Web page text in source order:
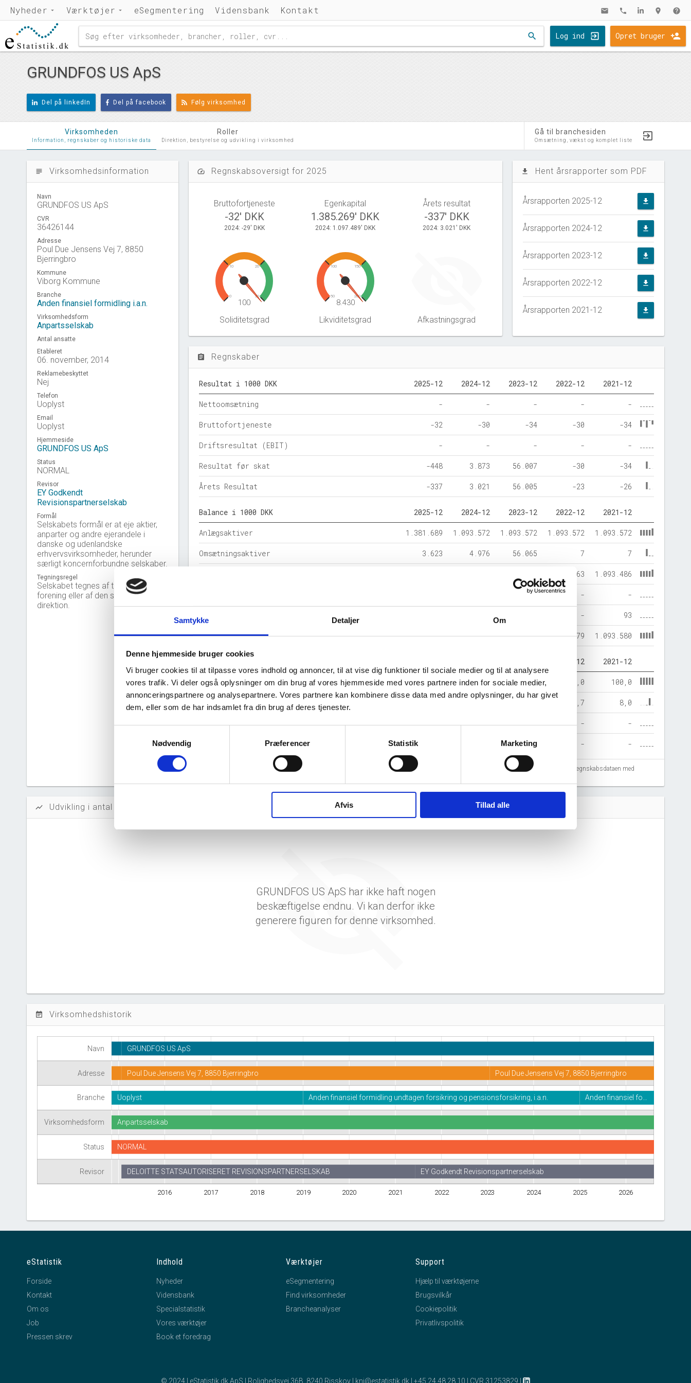
Samtykke Detaljer Om
Denne hjemmeside bruger cookies
Vi bruger cookies til at tilpasse vores indhold og annoncer, til at vise dig funktioner til sociale medier og til at analysere
vores trafik. Vi deler også oplysninger om din brug af vores hjemmeside med vores partnere inden for sociale medier,
annonceringspartnere og analysepartnere. Vores partnere kan kombinere disse data med andre oplysninger, du har givet
dem, eller som de har indsamlet fra din brug af deres tjenester.
Nødvendig
Præferencer Statistik Marketing
Afvis Tillad alle
Nyheder Værktøjer eSegmentering Vidensbank Kontakt mail phone location_on help
search Log ind Opret bruger
GRUNDFOS US ApS
Del på linkedIn Del på facebook Følg virksomhed
Virksomheden
Information, regnskaber og historiske data
Roller
Direktion, bestyrelse og udvikling i virksomhed
Gå til branchesiden
Omsætning, vækst og komplet liste
subject Virksomhedsinformation
Navn
GRUNDFOS US ApS
CVR
36426144
Adresse
Poul Due Jensens Vej 7, 8850
Bjerringbro
Kommune
Viborg Kommune
Branche
Anden finansiel formidling i.a.n.
Virksomhedsform
Anpartsselskab
Antal ansatte
Etableret
06. november, 2014
Reklamebeskyttet
Nej
Telefon
Uoplyst
Email
Uoplyst
Hjemmeside
GRUNDFOS US ApS
Status
NORMAL
Revisor
EY Godkendt
Revisionspartnerselskab
Formål
Selskabets formål er at eje aktier,
anparter og andre ejerandele i
danske og udenlandske
erhvervsvirksomheder, herunder
særligt koncernforbundne selskaber.
Tegningsregel
Selskabet tegnes af to direktører i
forening eller af den samlede
direktion.
speed Regnskabsoversigt for 2025
Bruttofortjeneste
-32' DKK
2024: -29' DKK
Egenkapital
1.385.269' DKK
2024: 1.097.489' DKK
Årets resultat
-337' DKK
2024: 3.021' DKK
0
10 20
30
100
Soliditetsgrad
50
100 150
200
8.430
Likviditetsgrad Afkastningsgrad
file_download Hent årsrapporter som PDF
Årsrapporten 2025-12 file_download
Årsrapporten 2024-12 file_download
Årsrapporten 2023-12 file_download
Årsrapporten 2022-12 file_download
Årsrapporten 2021-12 file_download
assignment Regnskaber
Resultat i 1000 DKK 2025-12 2024-12 2023-12 2022-12 2021-12
Nettoomsætning - - - - -
Bruttofortjeneste -32 -30 -34 -30 -34
Driftsresultat (EBIT) - - - - -
Resultat før skat -448 3.873 56.007 -30 -34
Årets Resultat -337 3.021 56.005 -23 -26
Balance i 1000 DKK 2025-12 2024-12 2023-12 2022-12 2021-12
Anlægsaktiver 1.381.689 1.093.572 1.093.572 1.093.572 1.093.572
Omsætningsaktiver 3.623 4.976 56.065 7 7
1.093.463 1.093.486
- - -
Gældsforpligtelser - 93
Årets balance 1.385.312 1.098.548 1.149.637 1.093.579 1.093.580
Nøgletal i % 2022-12 2021-12
Soliditetsgrad 100,0 99,9 100,0 100,0 100,0
Likviditetsgrad 470,0 5,7 8,0
Afkastningsgrad - - - - -
- - -
Tal fra erhvervsstyrelsens regnskabs-API. eStatistik henviser til Erhvervsstyrelsen ved eventuelle fejlregistreringer. Vi anbefaler at krydstjekke regnskabsdataen med
show_chart Udvikling i antal ansatte
GRUNDFOS US ApS har ikke haft nogen
beskæftigelse endnu. Vi kan derfor ikke
generere figuren for denne virksomhed.
event_note Virksomhedshistorik
Navn
Adresse
Branche
Virksomhedsform
Status
Revisor
2016 2017 2018 2019 2020 2021 2022 2023 2024 2025 2026
GRUNDFOS US ApS
Poul Due Jensens Vej 7, 8850 Bjerringbro Poul Due Jensens Vej 7, 8850 Bjerringbro
Uoplyst Anden finansiel formidling undtagen forsikring og pensionsforsikring, i.a.n. Anden finansiel fo…
Anpartsselskab
NORMAL
EY Godkendt Revisionspartnerselskab
DELOITTE STATSAUTORISERET REVISIONSPARTNERSELSKAB
eStatistik
Forside
Kontakt
Om os
Job
Pressen skrev
Indhold
Nyheder
Vidensbank
Specialstatistik
Vores værktøjer
Book et foredrag
Værktøjer
eSegmentering
Find virksomheder
Brancheanalyser
Support
Hjælp til værktøjerne
Brugsvilkår
Cookiepolitik
Privatlivspolitik
© 2024 | eStatistik.dk ApS | Rolighedsvej 36B, 8240 Risskov | kni@estatistik.dk +45 24 48 28 10 CVR 31253829